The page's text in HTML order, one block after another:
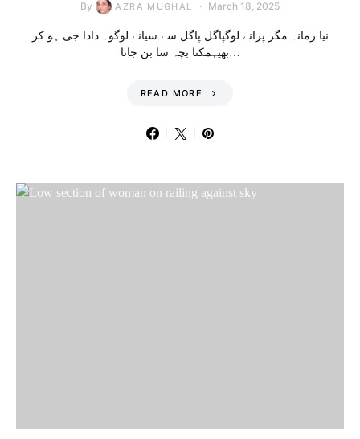
By AZRA MUGHAL March 18, 2025
نیا زمانہ مگر پرانے لوگپاگل پاگل سے سیانے لوگوہ دادا جی ہو کر
READ MORE